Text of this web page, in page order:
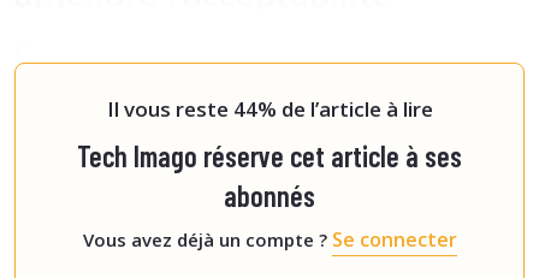
Il vous reste 44% de l’article à lire
Tech Imago réserve cet article à ses
abonnés
Vous avez déjà un compte ? Se connecter